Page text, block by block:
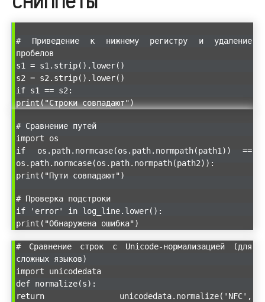
# Приведение к нижнему регистру и удаление
пробелов
s1 = s1.strip().lower()
s2 = s2.strip().lower()
if s1 == s2:
print("Строки совпадают")
# Сравнение путей
import os
if os.path.normcase(os.path.normpath(path1)) ==
os.path.normcase(os.path.normpath(path2)):
print("Пути совпадают")
# Проверка подстроки
if 'error' in log_line.lower():
print("Обнаружена ошибка")
# Сравнение строк с Unicode-нормализацией (для
сложных языков)
import unicodedata
def normalize(s):
return unicodedata.normalize('NFC',